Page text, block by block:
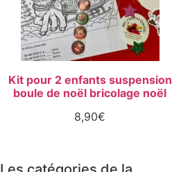
Kit pour 2 enfants suspension
boule de noël bricolage noël
8,90€